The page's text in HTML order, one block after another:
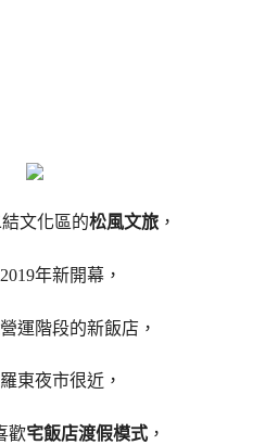
文化區的松風文旅 ，
年新開幕，
運階段的新飯店，
東夜市很近，
歡宅飯店渡假模式 ，